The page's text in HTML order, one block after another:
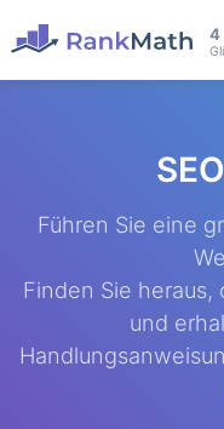
4
Führen Sie eine
Finden Sie
und